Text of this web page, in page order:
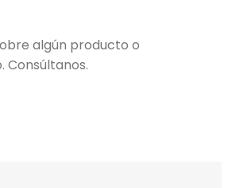
algún producto o
Consúltanos.